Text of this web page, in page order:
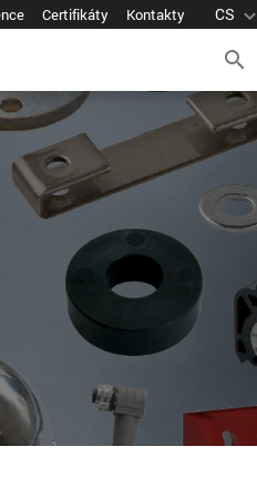
Certifikáty Kontakty CS expand_more
search